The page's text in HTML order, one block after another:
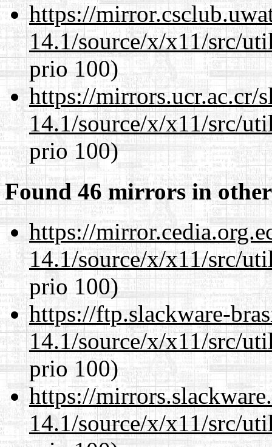
https://
14.1/source/x/x11/src/
prio 100)
https://mirrors.ucr.ac.cr/
14.1/source/x/x11/src/
prio 100)
Found 46 mirrors in
https://
14.1/source/x/x11/src/
prio 100)
https://ftp.slackware-
14.1/source/x/x11/src/
prio 100)
https://
14.1/source/x/x11/src/